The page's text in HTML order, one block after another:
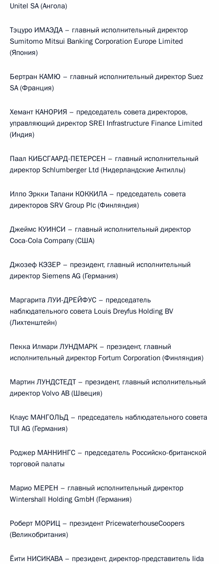
Unitel SA (Ангола)
Тэцуро ИМАЭДА – главный исполнительный директор
Sumitomo Mitsui Banking Corporation Europe Limited
(Япония)
Бертран КАМЮ – главный исполнительный директор Suez
SA (Франция)
Хемант КАНОРИЯ – председатель совета директоров,
управляющий директор SREI Infrastructure Finance Limited
(Индия)
Паал КИБСГААРД-ПЕТЕРСЕН – главный исполнительный
директор Schlumberger Ltd (Нидерландские Антиллы)
Илпо Эркки Тапани КОККИЛА – председатель совета
директоров SRV Group Plc (Финляндия)
Джеймс КУИНСИ – главный исполнительный директор
Coca-Cola Company (США)
Джозеф КЭЗЕР – президент, главный исполнительный
директор Siemens AG (Германия)
Маргарита ЛУИ-ДРЕЙФУС – председатель
наблюдательного совета Louis Dreyfus Holding BV
(Лихтенштейн)
Пекка Илмари ЛУНДМАРК – президент, главный
исполнительный директор Fortum Corporation (Финляндия)
Мартин ЛУНДСТЕДТ – президент, главный исполнительный
директор Volvo AB (Швеция)
Клаус МАНГОЛЬД – председатель наблюдательного совета
TUI AG (Германия)
Роджер МАННИНГС – председатель Российско-британской
торговой палаты
Марио МЕРЕН – главный исполнительный директор
Wintershall Holding GmbH (Германия)
Роберт МОРИЦ – президент PricewaterhouseCoopers
(Великобритания)
Ёити НИСИКАВА – президент, директор-представитель Iida